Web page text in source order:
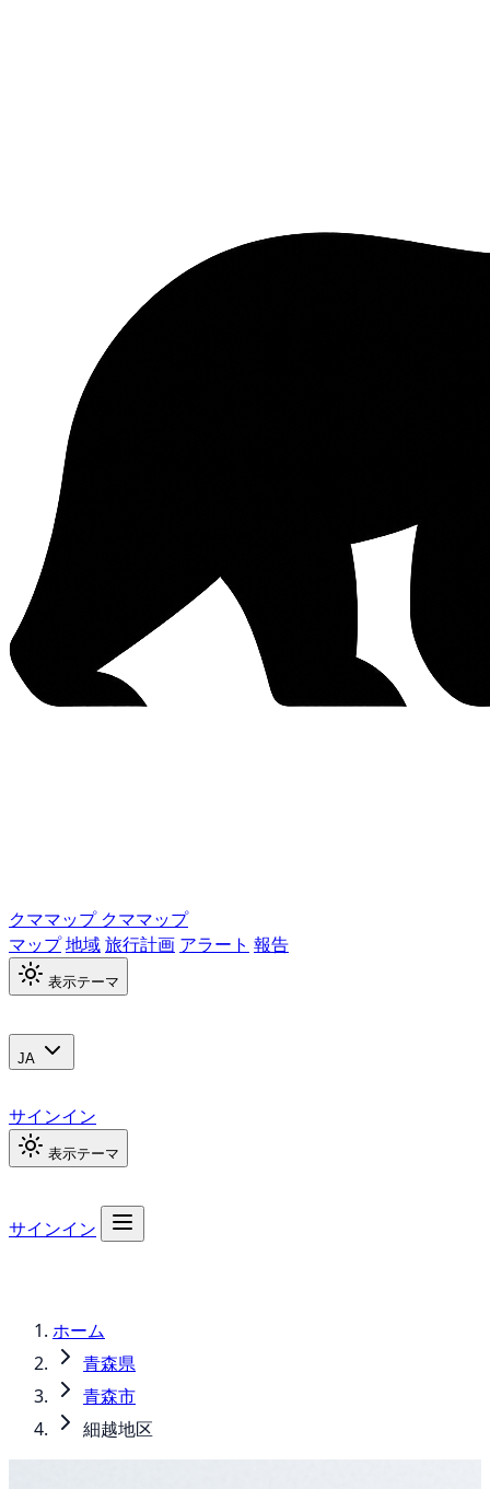
クママップ クママップ
マップ地域旅行計画 アラート 報告
表示テーマ
JA
サインイン
表示テーマ
サインイン
ホーム
青森県
青森市
細越地区